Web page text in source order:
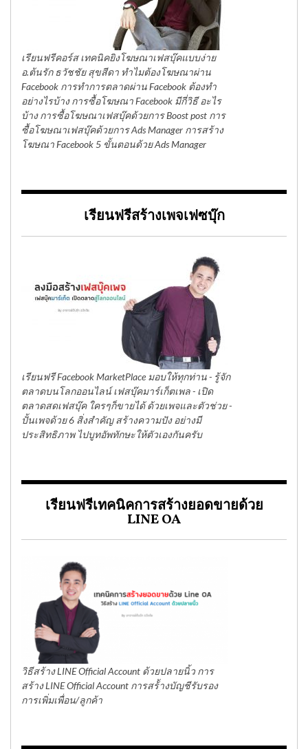
เรียนฟรีคอร์ส เทคนิคยิงโฆษณาเฟสบุ๊คแบบง่าย
อ.ต้นรัก ธวัชชัย สุขสีดา ทำไมต้องโฆษณาผ่าน
Facebook การทำการตลาดผ่าน Facebook ต้องทำ
อย่างไรบ้าง การซื้อโฆษณา Facebook มีกี่วิธี อะไร
บ้าง การซื้อโฆษณาเฟสบุ๊คด้วยการ Boost post การ
ซื้อโฆษณาเฟสบุ๊คด้วยการ Ads Manager การสร้าง
โฆษณา Facebook 5 ขั้นตอนด้วย Ads Manager
เรียนฟรีสร้างเพจเฟซบุ๊ก
เรียนฟรี Facebook MarketPlace มอบให้ทุกท่าน - รู้จัก
ตลาดบนโลกออนไลน์ เฟสบุ๊คมาร์เก็ตเพล - เปิด
ตลาดสดเฟสบุ๊ค ใครๆก็ขายได้ ด้วยเพจและตัวช่วย -
ปั้นเพจด้วย 6 สิ่งสำคัญ สร้างความปัง อย่างมี
ประสิทธิภาพ ไปบูทอัพทักษะให้ตัวเองกันครับ
เรียนฟรีเทคนิคการสร้างยอดขายด้วย
LINE OA
วิธีสร้าง LINE Official Account ด้วยปลายนิ้ว การ
สร้าง LINE Official Account การสร้้างบัญชีรับรอง
การเพิ่มเพื่อน/ลูกค้า